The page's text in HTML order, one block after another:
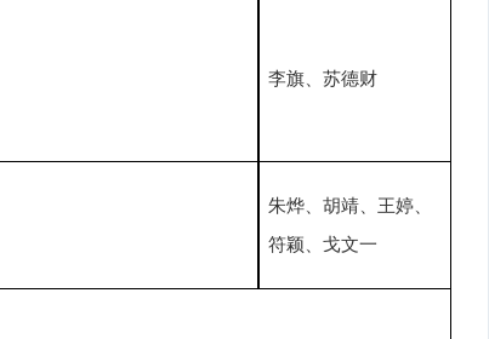
李旗、苏德财
朱烨、胡靖、王婷、
符颖、戈文一